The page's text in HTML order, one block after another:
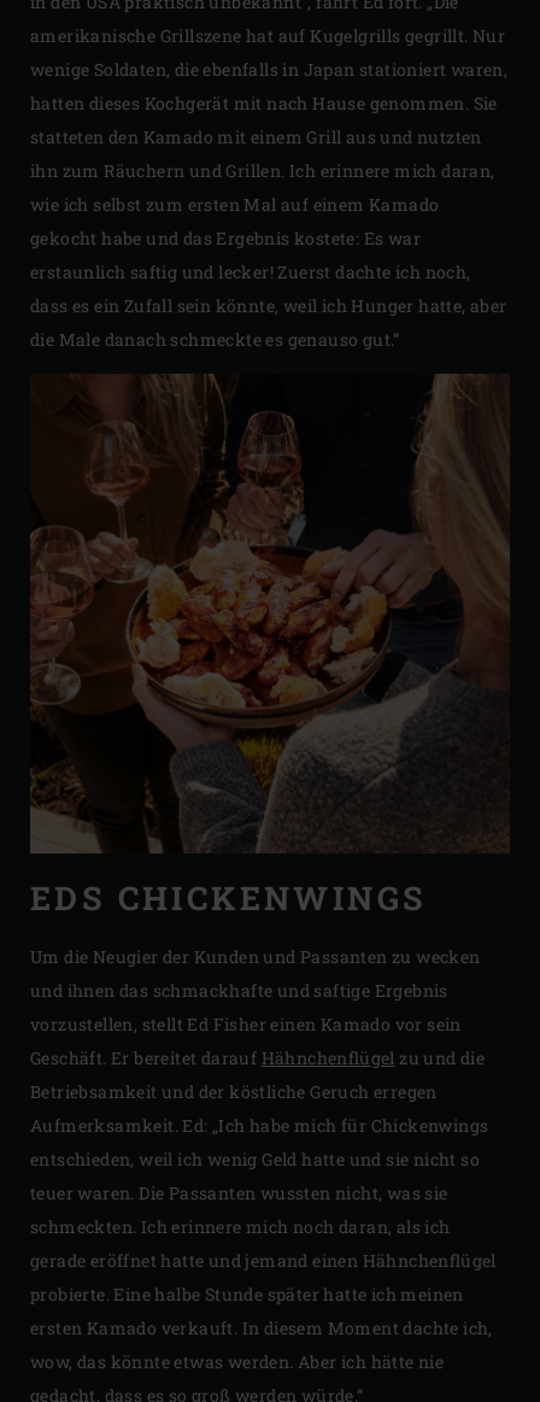
amerikanische Grillszene hat auf Kugelgrills gegrillt. Nur
wenige Soldaten, die ebenfalls in Japan stationiert waren,
hatten dieses Kochgerät mit nach Hause genommen. Sie
statteten den Kamado mit einem Grill aus und nutzten
ihn zum Räuchern und Grillen. Ich erinnere mich daran,
wie ich selbst zum ersten Mal auf einem Kamado
gekocht habe und das Ergebnis kostete: Es war
erstaunlich saftig und lecker! Zuerst dachte ich noch,
dass es ein Zufall sein könnte, weil ich Hunger hatte, aber
die Male danach schmeckte es genauso gut.”
EDS CHICKENWINGS
Um die Neugier der Kunden und Passanten zu wecken
und ihnen das schmackhafte und saftige Ergebnis
vorzustellen, stellt Ed Fisher einen Kamado vor sein
Geschäft. Er bereitet darauf Hähnchenflügel zu und die
Betriebsamkeit und der köstliche Geruch erregen
Aufmerksamkeit. Ed: „Ich habe mich für Chickenwings
entschieden, weil ich wenig Geld hatte und sie nicht so
teuer waren. Die Passanten wussten nicht, was sie
schmeckten. Ich erinnere mich noch daran, als ich
gerade eröffnet hatte und jemand einen Hähnchenflügel
probierte. Eine halbe Stunde später hatte ich meinen
ersten Kamado verkauft. In diesem Moment dachte ich,
wow, das könnte etwas werden. Aber ich hätte nie
gedacht, dass es so groß werden würde.”